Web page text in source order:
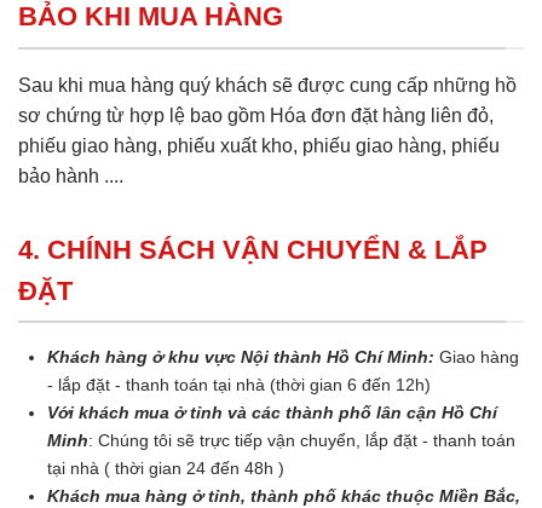
BẢO KHI MUA HÀNG
Sau khi mua hàng quý khách sẽ được cung cấp những hồ
sơ chứng từ hợp lệ bao gồm Hóa đơn đặt hàng liên đỏ,
phiếu giao hàng, phiếu xuất kho, phiếu giao hàng, phiếu
bảo hành ....
4. CHÍNH SÁCH VẬN CHUYỂN & LẮP
ĐẶT
Khách hàng ở khu vực Nội thành Hồ Chí Minh: Giao hàng
- lắp đặt - thanh toán tại nhà (thời gian 6 đến 12h)
Với khách mua ở tỉnh và các thành phố lân cận Hồ Chí
Minh: Chúng tôi sẽ trực tiếp vận chuyển, lắp đặt - thanh toán
tại nhà ( thời gian 24 đến 48h )
Khách mua hàng ở tỉnh, thành phố khác thuộc Miền Bắc,